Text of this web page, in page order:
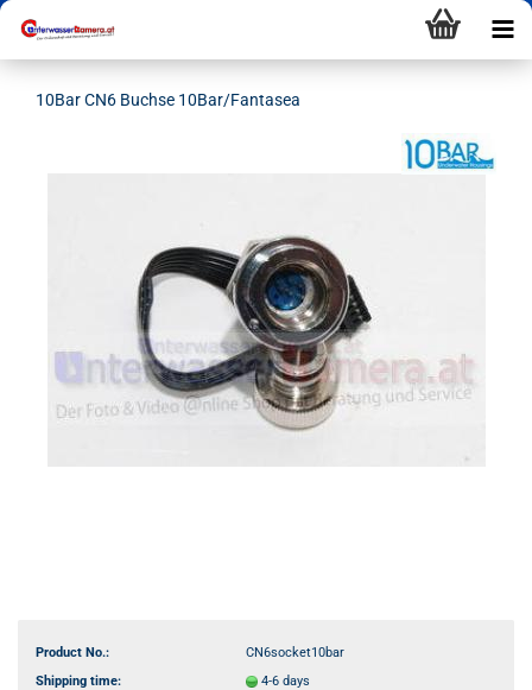
10Bar CN6 Buchse 10Bar/Fantasea
Product No.:
CN6socket10bar
Shipping time:
4-6 days